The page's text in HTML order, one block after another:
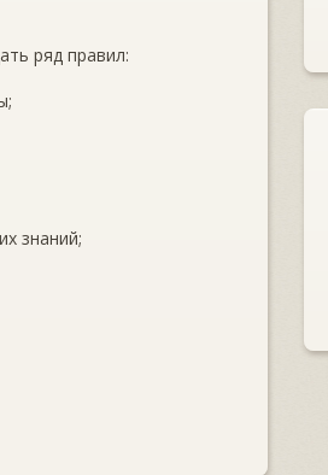
ряд правил:
знаний;